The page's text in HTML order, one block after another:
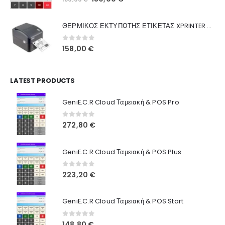
160,00 €. είναι:
ΘΕΡΜΙΚΟΣ ΕΚΤΥΠΩΤΗΣ ΕΤΙΚΕΤΑΣ XPRINTER XP-420B
0out of 5
158,00 €
LATEST PRODUCTS
GeniE.C.R Cloud Ταμειακή & POS Pro
0out of 5
272,80 €
GeniE.C.R Cloud Ταμειακή & POS Plus
0out of 5
223,20 €
GeniE.C.R Cloud Ταμειακή & POS Start
0out of 5
Ποιοι Είμαστε
Γιατί Εμάς
Blog
Όροι Χρήσης
Τρόποι Αγοράς
Τρόποι Πληρωμής
Τρόποι Αποστολής
Ασφάλεια Πληρωμών